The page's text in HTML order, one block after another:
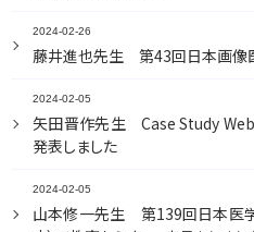
2024-02-26
藤井進也先生 第43回日本画像
2024-02-05
矢田晋作先生 Case Study
発表しました
2024-02-05
山本修一先生 第139回日本医